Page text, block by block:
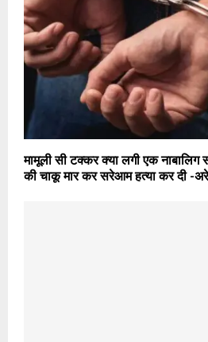
मामूली सी टक्कर क्या लगी एक
की चाकू मार कर सरेआम हत्या कर दी -